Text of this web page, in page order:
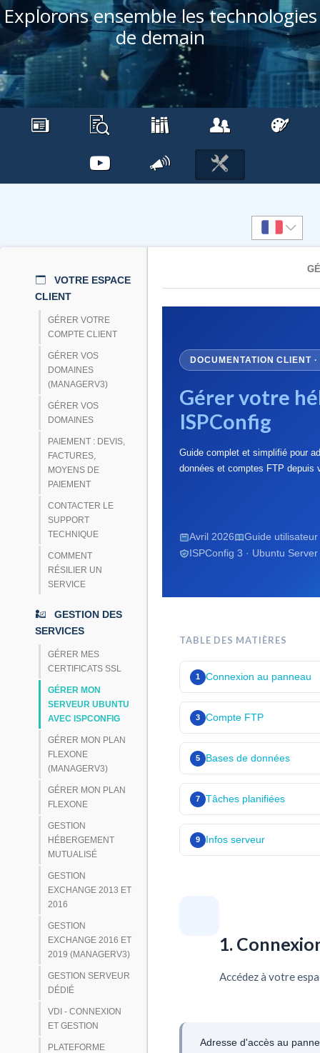
Explorons ensemble les technologies
de demain
VOTRE ESPACE
CLIENT
GÉRER VOTRE
COMPTE CLIENT
GÉRER VOS
DOMAINES
(MANAGERV3)
GÉRER VOS
DOMAINES
PAIEMENT : DEVIS,
FACTURES,
MOYENS DE
PAIEMENT
CONTACTER LE
SUPPORT
TECHNIQUE
COMMENT
RÉSILIER UN
SERVICE
GESTION DES
SERVICES
GÉRER MES
CERTIFICATS SSL
GÉRER MON
SERVEUR UBUNTU
AVEC ISPCONFIG
GÉRER MON PLAN
FLEXONE
(MANAGERV3)
GÉRER MON PLAN
FLEXONE
GESTION
HÉBERGEMENT
MUTUALISÉ
GESTION
EXCHANGE 2013 ET
2016
GESTION
EXCHANGE 2016 ET
2019 (MANAGERV3)
GESTION SERVEUR
DÉDIÉ
VDI - CONNEXION
ET GESTION
PLATEFORME
DOCUMENTATION CLIENT
Gérer votre
ISPConfig
Guide complet et simplifié pour
données et comptes FTP depuis
Avril 2026
Guide
ISPConfig 3 · Ubuntu Server
TABLE DES MATIÈRES
1 Connexion au panneau
3 Compte FTP
5 Bases de données
7 Tâches planifiées
9 Infos serveur
1.
Accédez à votre
Adresse d'accès au